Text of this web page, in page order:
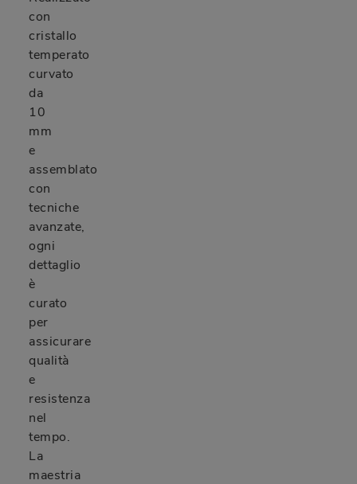
con
cristallo
temperato
curvato
da
10
mm
e
assemblato
con
tecniche
avanzate,
ogni
dettaglio
è
curato
per
assicurare
qualità
e
resistenza
nel
tempo.
La
maestria